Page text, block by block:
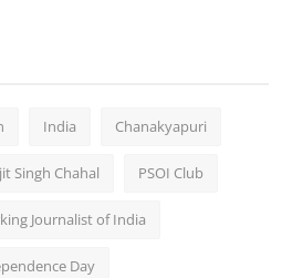
India Chanakyapuri
Singh Chahal PSOI Club
Journalist of India
Day